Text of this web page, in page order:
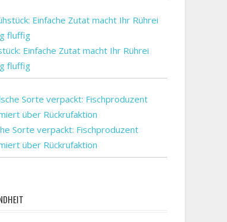
Einfache Zutat macht Ihr Rührei
fluffig
Sorte verpackt: Fischproduzent
über Rückrufaktion